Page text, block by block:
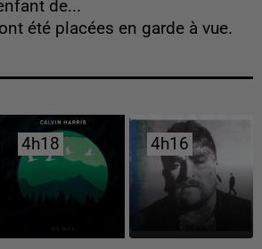
de...
été placées en garde à vue.
4h18
4h18 4h16
4h16